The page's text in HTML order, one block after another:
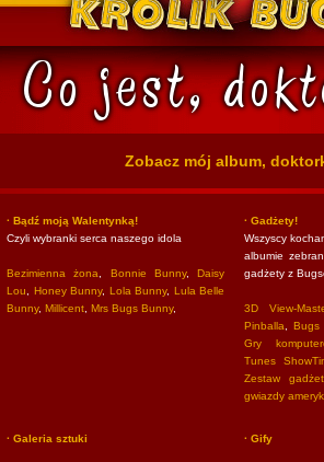
Zobacz mój album,
· Bądź moją Walentynką!
Czyli wybranki serca naszego idola
Bezimienna żona Bonnie Bunny, Daisy
Lou
Honey Bunny, Lola Bunny, Lula Belle
Bunny, Millicent Mrs Bugs Bunny,
· Gadżety!
Wszyscy
albumie
gadżety z
3D View-
Pinballa ,Bugs
Gry
Tunes
Zestaw
gwiazdy
· Galeria sztuki · Gify